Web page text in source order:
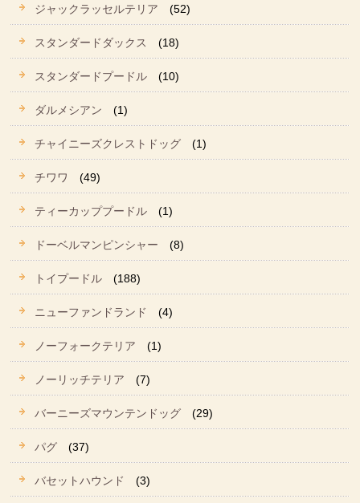
ジャックラッセルテリア (52)
スタンダードダックス (18)
スタンダードプードル (10)
ダルメシアン (1)
チャイニーズクレストドッグ (1)
チワワ (49)
ティーカッププードル (1)
ドーベルマンピンシャー (8)
トイプードル (188)
ニューファンドランド (4)
ノーフォークテリア (1)
ノーリッチテリア (7)
バーニーズマウンテンドッグ (29)
パグ (37)
バセットハウンド (3)